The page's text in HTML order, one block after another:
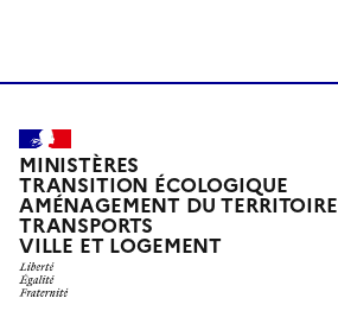
MINISTÈRES
TRANSITION ÉCOLOGIQUE
AMÉNAGEMENT DU TERRITOIRE
TRANSPORTS
VILLE ET LOGEMENT